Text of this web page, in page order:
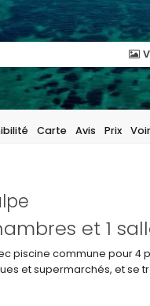
Carte Avis Prix
et 1
piscine commune pour 4
et supermarchés, et se